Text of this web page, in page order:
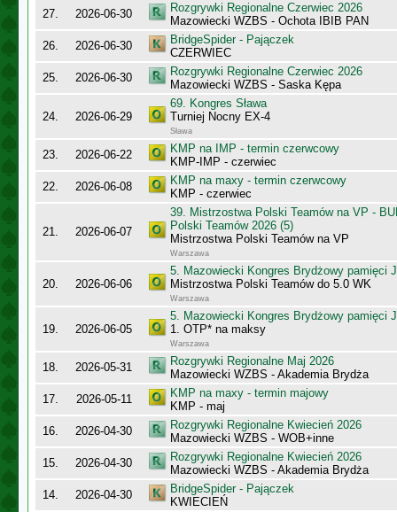
27.
2026-06-30
Rozgrywki Regionalne Czerwiec 2026
Mazowiecki WZBS - Ochota IBIB PAN
26.
2026-06-30
BridgeSpider - Pajączek
CZERWIEC
25.
2026-06-30
Rozgrywki Regionalne Czerwiec 2026
Mazowiecki WZBS - Saska Kępa
24. 2026-06-29
69. Kongres Sława
Turniej Nocny EX-4
Sława
23. 2026-06-22
KMP na IMP - termin czerwcowy
KMP-IMP - czerwiec
22.
2026-06-08
KMP na maxy - termin czerwcowy
KMP - czerwiec
21. 2026-06-07
39. Mistrzostwa Polski Teamów na VP -
Polski Teamów 2026 (5)
Mistrzostwa Polski Teamów na VP
Warszawa
20. 2026-06-06
5. Mazowiecki Kongres Brydżowy pamięci
Mistrzostwa Polski Teamów do 5.0 WK
Warszawa
19. 2026-06-05
5. Mazowiecki Kongres Brydżowy pamięci
1. OTP* na maksy
Warszawa
18. 2026-05-31
Rozgrywki Regionalne Maj 2026
Mazowiecki WZBS - Akademia Brydża
17.
2026-05-11
KMP na maxy - termin majowy
KMP - maj
16.
2026-04-30
Rozgrywki Regionalne Kwiecień 2026
Mazowiecki WZBS - WOB+inne
15.
2026-04-30
Rozgrywki Regionalne Kwiecień 2026
Mazowiecki WZBS - Akademia Brydża
14.
2026-04-30
BridgeSpider - Pajączek
KWIECIEŃ